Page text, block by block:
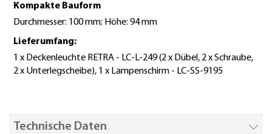
Kompakte Bauform
Durchmesser: 100 mm; Höhe: 94 mm
Lieferumfang:
1 x Deckenleuchte RETRA - LC-L-249 (2 x Dübel, 2 x Schraube,
2 x Unterlegscheibe), 1 x Lampenschirm - LC-SS-9195
Technische Daten